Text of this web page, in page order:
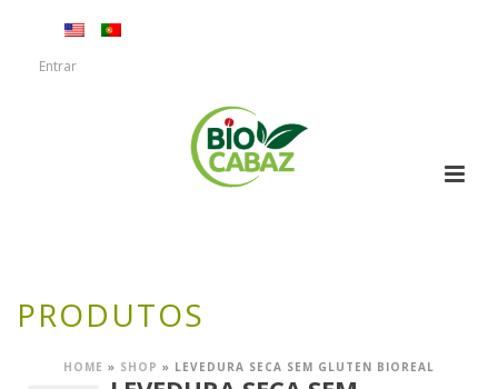
Entrar
PRODUTOS
HOME » SHOP » LEVEDURA SECA SEM GLUTEN BIOREAL